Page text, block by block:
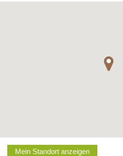
Mein Standort anzeigen